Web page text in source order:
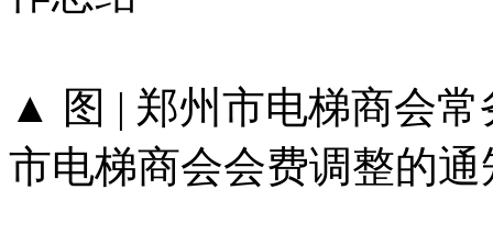
▲ 图 | 郑州市电梯商会
市电梯商会会费调整的通